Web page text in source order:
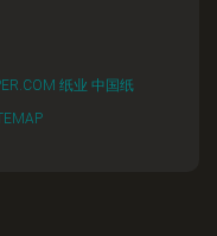
纸业 中国纸